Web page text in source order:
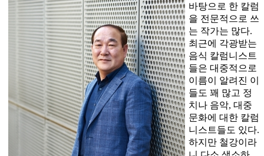
바탕으로 한 칼럼
을 전문적으로 쓰
는 작가는 많다.
최근에 각광받는
음식 칼럼니스트
들은 대중적으로
이름이 알려진 이
들도 꽤 많고 정
치나 음악, 대중
문화에 대한 칼럼
니스트들도 있다.
하지만 철강이라